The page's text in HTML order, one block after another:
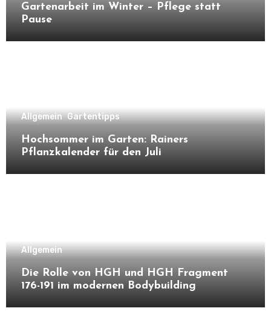
Gartenarbeit im Winter – Pflege statt
Pause
Allgemein Gartentipps
Hochsommer im Garten: Rainers
Pflanzkalender für den Juli
Allgemein
Die Rolle von HGH und HGH Fragment
176-191 im modernen Bodybuilding